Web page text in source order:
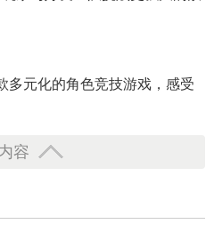
多元化的角色竞技游戏，感受
容